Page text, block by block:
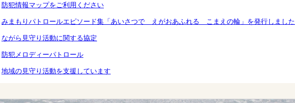
防犯情報マップをご利用ください
みまもりパトロールエピソード集「あいさつで えがおあふれる こまえの輪」を発行しました
ながら見守り活動に関する協定
防犯メロディーパトロール
地域の見守り活動を支援しています